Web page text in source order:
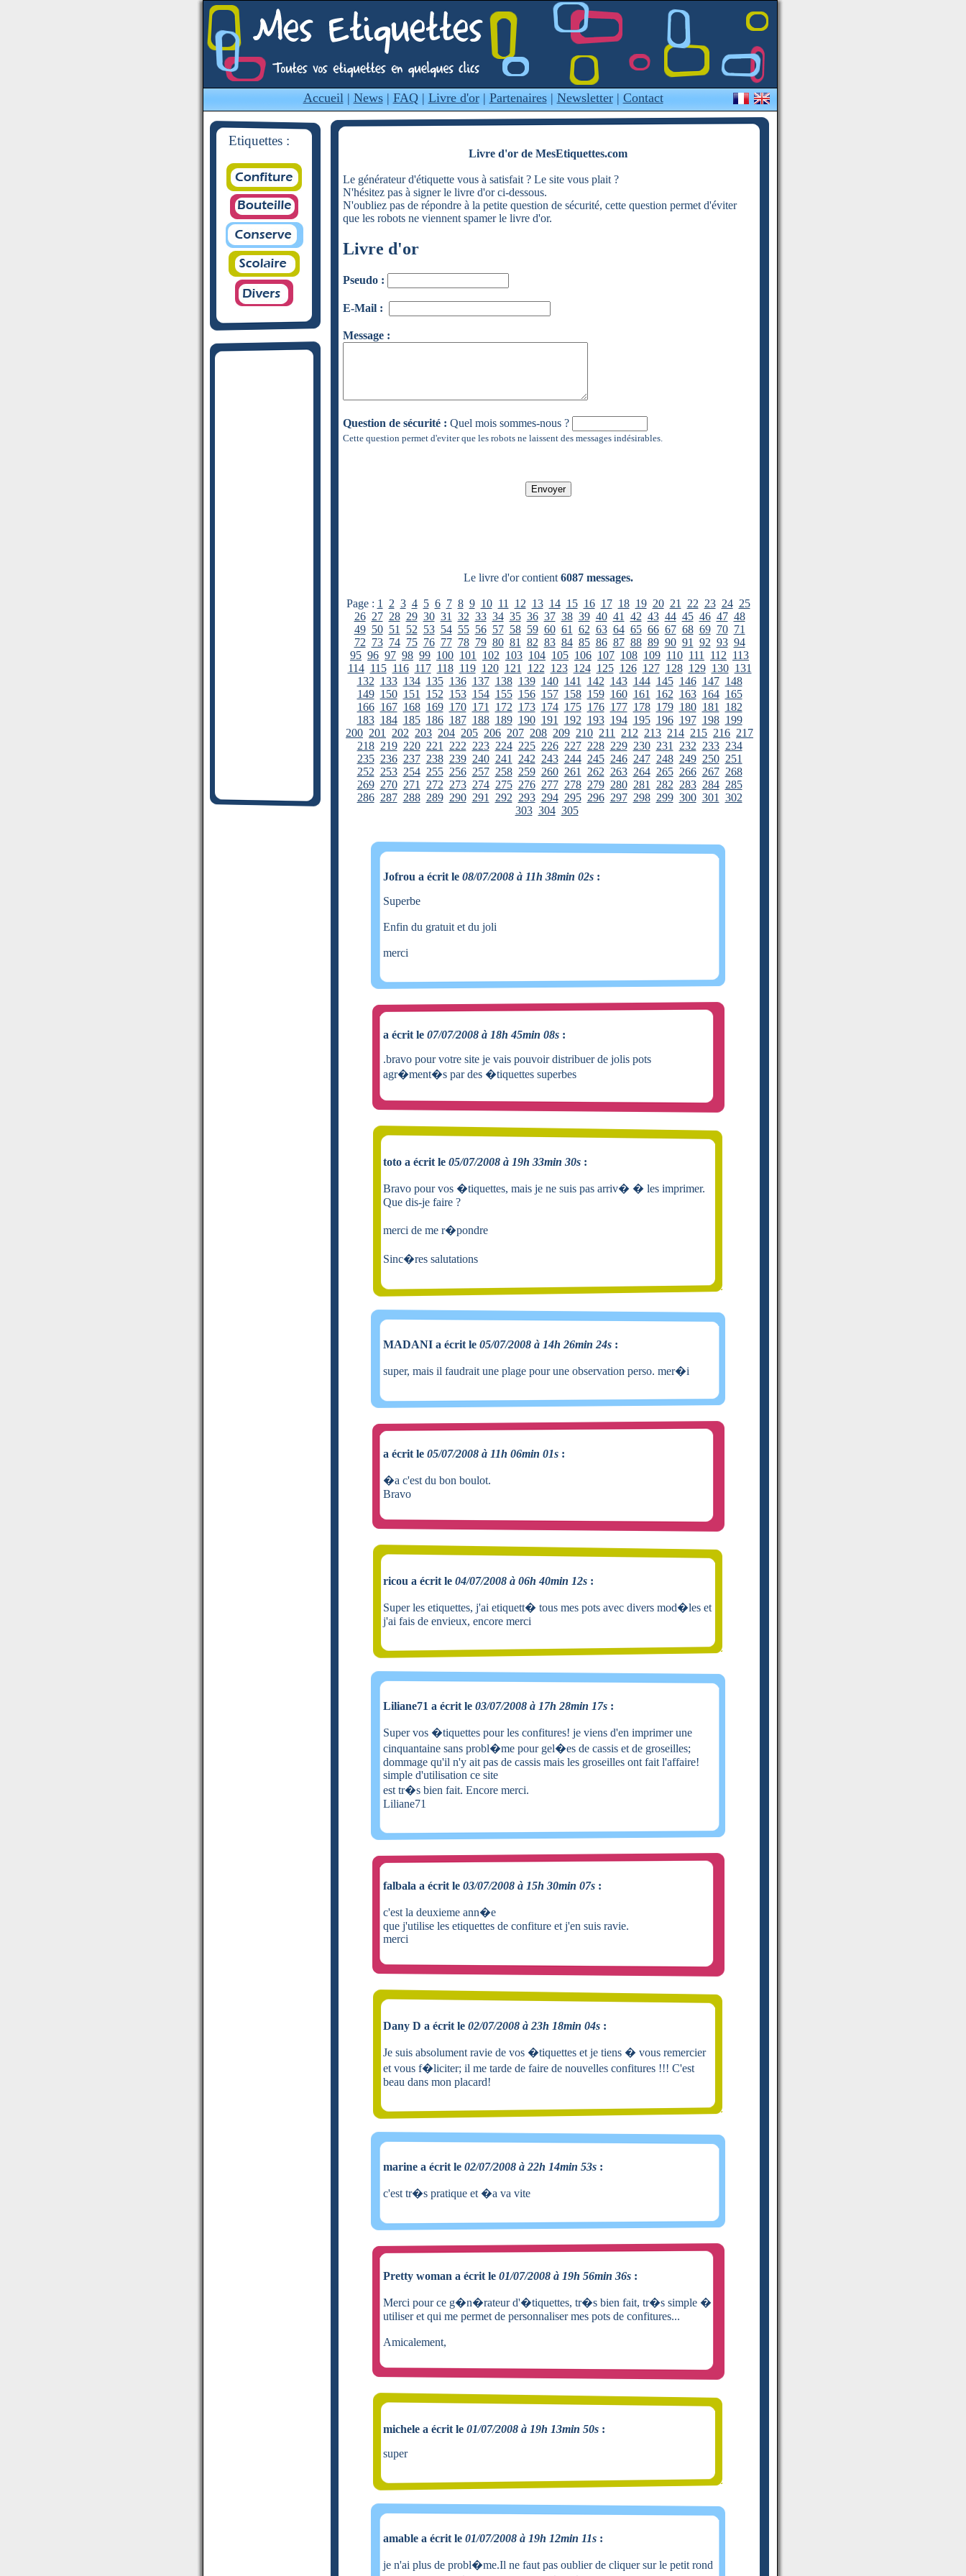
Accueil| News| FAQ| Livre d'or| Partenaires| Newsletter| Contact
Etiquettes :
Livre d'or de MesEtiquettes.com
Le générateur d'étiquette vous à satisfait ? Le site vous plait ?
N'hésitez pas à signer le livre d'or ci-dessous.
N'oubliez pas de répondre à la petite question de sécurité, cette question permet d'éviter
que les robots ne viennent spamer le livre d'or.
Livre d'or
Pseudo :
E-Mail :
Message :
Question de sécurité : Quel mois sommes-nous ?
Cette question permet d'eviter que les robots ne laissent des messages indésirables.
Le livre d'or contient 6087 messages.
Page : 1 2 3 4 5 6 7 8 9 10 11 12 13 14 15 16 17 18 19 20 21 22 23 24 25
26 27 28 29 30 31 32 33 34 35 36 37 38 39 40 41 42 43 44 45 46 47 48
49 50 51 52 53 54 55 56 57 58 59 60 61 62 63 64 65 66 67 68 69 70 71
72 73 74 75 76 77 78 79 80 81 82 83 84 85 86 87 88 89 90 91 92 93 94
95 96 97 98 99 100 101 102 103 104 105 106 107 108 109 110 111 112 113
114 115 116 117 118 119 120 121 122 123 124 125 126 127 128 129 130 131
132 133 134 135 136 137 138 139 140 141 142 143 144 145 146 147 148
149 150 151 152 153 154 155 156 157 158 159 160 161 162 163 164 165
166 167 168 169 170 171 172 173 174 175 176 177 178 179 180 181
182
183 184 185 186 187 188 189 190 191 192 193 194 195 196 197 198 199
200 201 202 203 204 205 206 207 208 209 210 211 212 213 214 215 216 217
218 219 220 221 222 223 224 225 226 227 228 229 230 231 232 233 234
235 236 237 238 239 240 241 242 243 244 245 246 247 248 249 250 251
252 253 254 255 256 257 258 259 260 261 262 263 264 265 266 267 268
269 270 271 272 273 274 275 276 277 278 279 280 281 282 283 284 285
286 287 288 289 290 291 292 293 294 295 296 297 298 299 300 301
302
303 304 305
Jofrou a écrit le 08/07/2008 à 11h 38min 02s :
Superbe
Enfin du gratuit et du joli
merci
a écrit le 07/07/2008 à 18h 45min 08s :
.bravo pour votre site je vais pouvoir distribuer de jolis pots
agr�ment�s par des �tiquettes superbes
toto a écrit le 05/07/2008 à 19h 33min 30s :
Bravo pour vos �tiquettes, mais je ne suis pas arriv� � les imprimer.
Que dis-je faire ?
merci de me r�pondre
Sinc�res salutations
MADANI a écrit le 05/07/2008 à 14h 26min 24s :
super, mais il faudrait une plage pour une observation perso. mer�i
a écrit le 05/07/2008 à 11h 06min 01s :
�a c'est du bon boulot.
Bravo
ricou a écrit le 04/07/2008 à 06h 40min 12s :
Super les etiquettes, j'ai etiquett� tous mes pots avec divers mod�les et
j'ai fais de envieux, encore merci
Liliane71 a écrit le 03/07/2008 à 17h 28min 17s :
Super vos �tiquettes pour les confitures! je viens d'en imprimer une
cinquantaine sans probl�me pour gel�es de cassis et de groseilles;
dommage qu'il n'y ait pas de cassis mais les groseilles ont fait l'affaire!
simple d'utilisation ce site
est tr�s bien fait. Encore merci.
Liliane71
falbala a écrit le 03/07/2008 à 15h 30min 07s :
c'est la deuxieme ann�e
que j'utilise les etiquettes de confiture et j'en suis ravie.
merci
Dany D a écrit le 02/07/2008 à 23h 18min 04s :
Je suis absolument ravie de vos �tiquettes et je tiens � vous remercier
et vous f�liciter; il me tarde de faire de nouvelles confitures !!! C'est
beau dans mon placard!
marine a écrit le 02/07/2008 à 22h 14min 53s :
c'est tr�s pratique et �a va vite
Pretty woman a écrit le 01/07/2008 à 19h 56min 36s :
Merci pour ce g�n�rateur d'�tiquettes, tr�s bien fait, tr�s simple �
utiliser et qui me permet de personnaliser mes pots de confitures...
Amicalement,
michele a écrit le 01/07/2008 à 19h 13min 50s :
super
amable a écrit le 01/07/2008 à 19h 12min 11s :
je n'ai plus de probl�me.Il ne faut pas oublier de cliquer sur le petit rond